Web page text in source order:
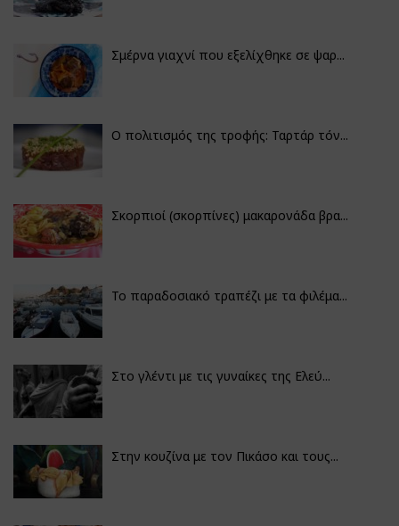
Σμέρνα γιαχνί που εξελίχθηκε σε ψαρ...
Ο πολιτισμός της τροφής: Ταρτάρ τόν...
Σκορπιοί (σκορπίνες) μακαρονάδα βρα...
Το παραδοσιακό τραπέζι με τα φιλέμα...
Στο γλέντι με τις γυναίκες της Ελεύ...
Στην κουζίνα με τον Πικάσο και τους...